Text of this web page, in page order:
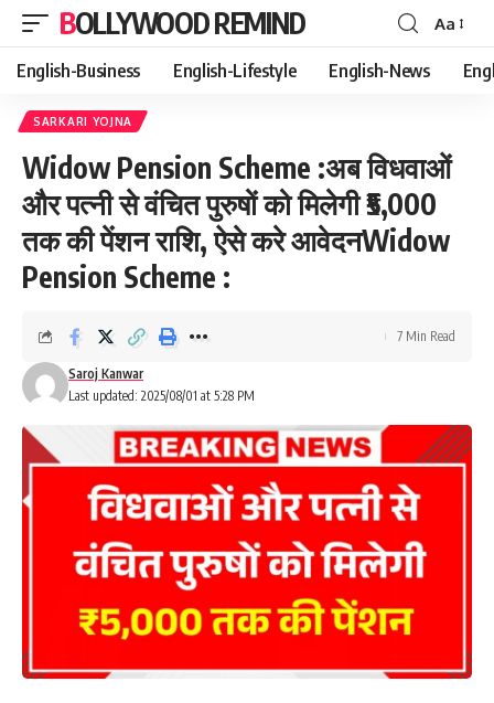
BOLLYWOOD REMIND
Font
Resizer
Aa
English-Business English-Lifestyle English-News
SARKARI YOJNA
Widow Pension Scheme :अब विधवाओं
और पत्नी से वंचित पुरुषों को मिलेगी ₹5,000
तक की पेंशन राशि, ऐसे करे आवेदनWidow
Pension Scheme :
Last updated: 2025/08/01 at 5:28 PM
Saroj Kanwar
7 Min Read